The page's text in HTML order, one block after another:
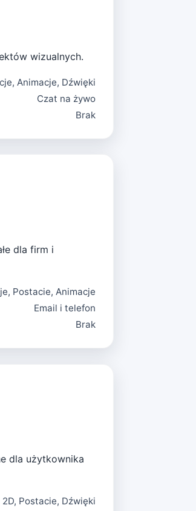
wizualnych.
Animacje, Dźwięki
Czat na żywo
Brak
dla firm i
Postacie, Animacje
Email i telefon
Brak
dla użytkownika
Postacie, Dźwięki